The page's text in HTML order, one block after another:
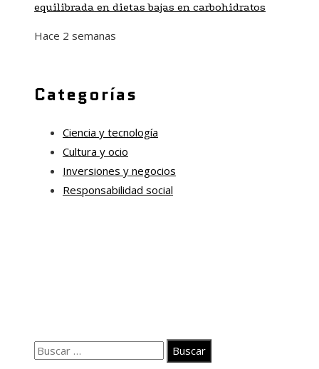
equilibrada en dietas bajas en carbohidratos
Hace 2 semanas
Categorías
Ciencia y tecnología
Cultura y ocio
Inversiones y negocios
Responsabilidad social
Buscar: